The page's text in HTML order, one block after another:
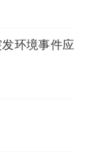
环境事件应